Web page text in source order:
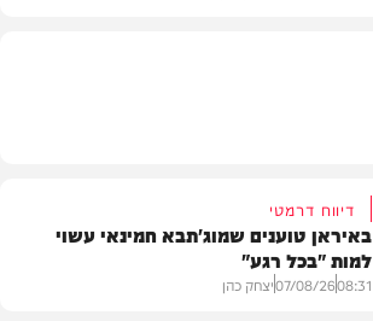
דיווח דרמטי
באיראן טוענים שמוג'תבא חמינאי עשוי
למות "בכל רגע"
08:31
07/08/26יצחק כהן